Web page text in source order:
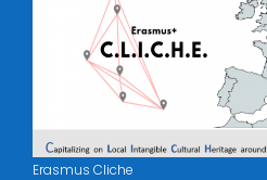
Erasmus Cliche